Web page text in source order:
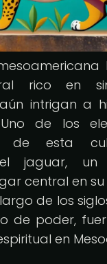
rico en
intrigan a
de los
de esta
jaguar,
central en
de los
de poder,
en